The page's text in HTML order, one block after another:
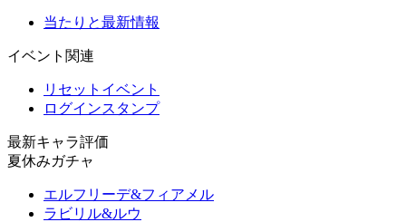
当たりと最新情報
イベント関連
リセットイベント
ログインスタンプ
最新キャラ評価
夏休みガチャ
エルフリーデ&フィアメル
ラビリル&ルウ